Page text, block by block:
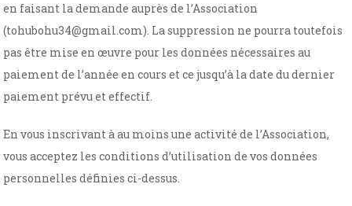
en faisant la demande auprès de l’Association
(tohubohu34@gmail.com). La suppression ne pourra toutefois
pas être mise en œuvre pour les données nécessaires au
paiement de l’année en cours et ce jusqu’à la date du dernier
paiement prévu et effectif.
En vous inscrivant à au moins une activité de l’Association,
vous acceptez les conditions d’utilisation de vos données
personnelles définies ci-dessus.